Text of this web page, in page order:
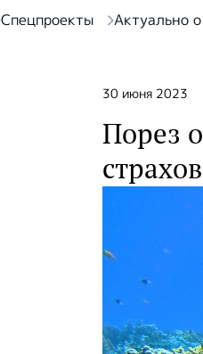
Спецпроекты Актуально
30 июня 2023
Порез